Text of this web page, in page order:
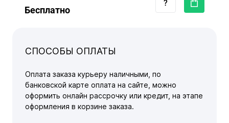
Бесплатно
СПОСОБЫ ОПЛАТЫ
Оплата заказа курьеру наличными, по
банковской карте оплата на сайте, можно
оформить онлайн рассрочку или кредит, на этапе
оформления в корзине заказа.